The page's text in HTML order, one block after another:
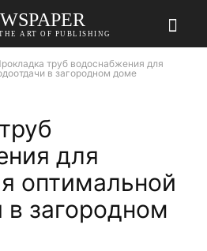
ART OF PUBLISHING
труб водоснабжения для
в загородном доме
для
оптимальной
в загородном